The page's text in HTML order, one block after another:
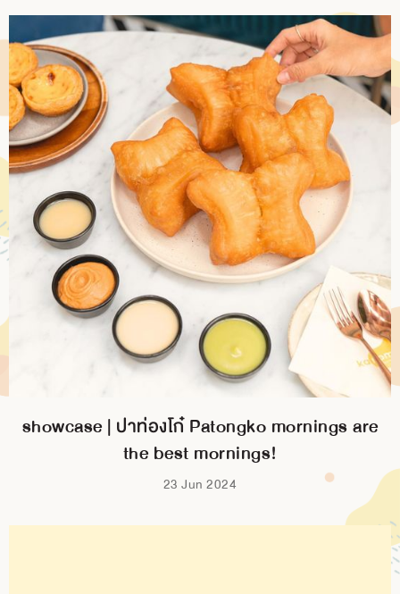
showcase | ปาท่องโก๋ Patongko mornings are
the best mornings!
23 Jun 2024